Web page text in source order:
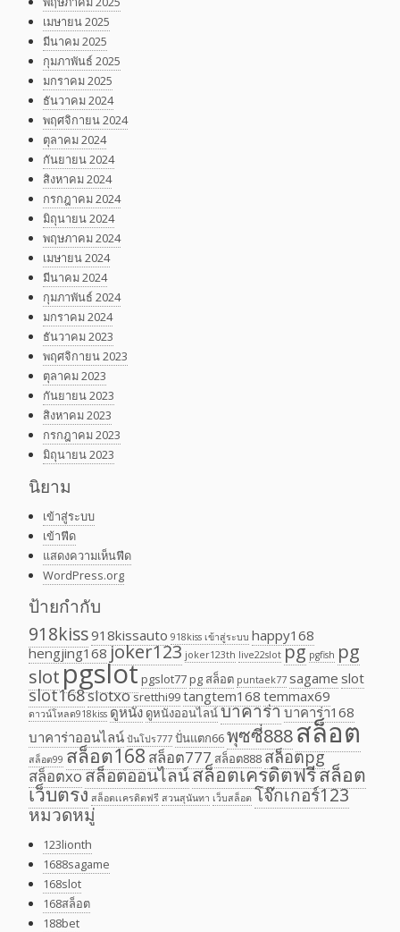
เมษายน 2025
มีนาคม 2025
กุมภาพันธ์ 2025
มกราคม 2025
ธันวาคม 2024
พฤศจิกายน 2024
ตุลาคม 2024
กันยายน 2024
สิงหาคม 2024
กรกฎาคม 2024
มิถุนายน 2024
พฤษภาคม 2024
เมษายน 2024
มีนาคม 2024
กุมภาพันธ์ 2024
มกราคม 2024
ธันวาคม 2023
พฤศจิกายน 2023
ตุลาคม 2023
กันยายน 2023
สิงหาคม 2023
กรกฎาคม 2023
มิถุนายน 2023
นิยาม
เข้าสู่ระบบ
เข้าฟีด
แสดงความเห็นฟีด
WordPress.org
ป้ายกำกับ
918kiss918kissauto 918kiss เข้าสู่ระบบ happy168
hengjing168 joker123 joker123th live22slot pg pgfish pg
slotpgslot pgslot77pg สล็อต puntaek77 sagame slot
slot168slotxo sretthi99tangtem168 temmax69
ดาวน์โหลด918kiss ดูหนัง ดูหนังออนไลน์บาคาร่า บาคาร่า168
บาคาร่าออนไลน์ ปันโปร777 ปั่นแตก66พุซซี่888สล็อต
สล็อต99 สล็อต168สล็อต777 สล็อต888 สล็อตpg
สล็อตxo สล็อตออนไลน์สล็อตเครดิตฟรีสล็อต
เว็บตรง สล็อตเเครดิตฟรี สวนสุนันทา เว็บสล็อต โจ๊กเกอร์123
หมวดหมู่
123lionth
1688sagame
168slot
168สล็อต
188bet